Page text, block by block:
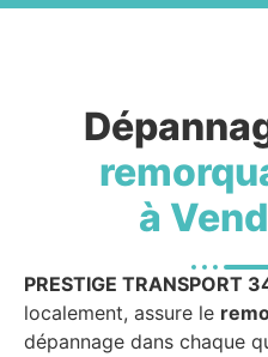
à
PRESTIGE TRANSPORT
localement, assure le
dépannage dans chaque